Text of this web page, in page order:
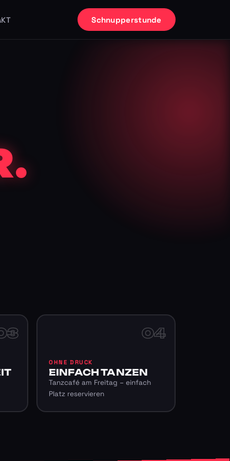
Schnupperstunde
04
OHNE DRUCK
EINFACH TANZEN
Tanzcafé am Freitag – einfach
Platz reservieren